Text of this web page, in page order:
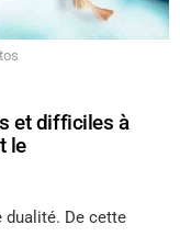
et difficiles à
le
dualité. De cette